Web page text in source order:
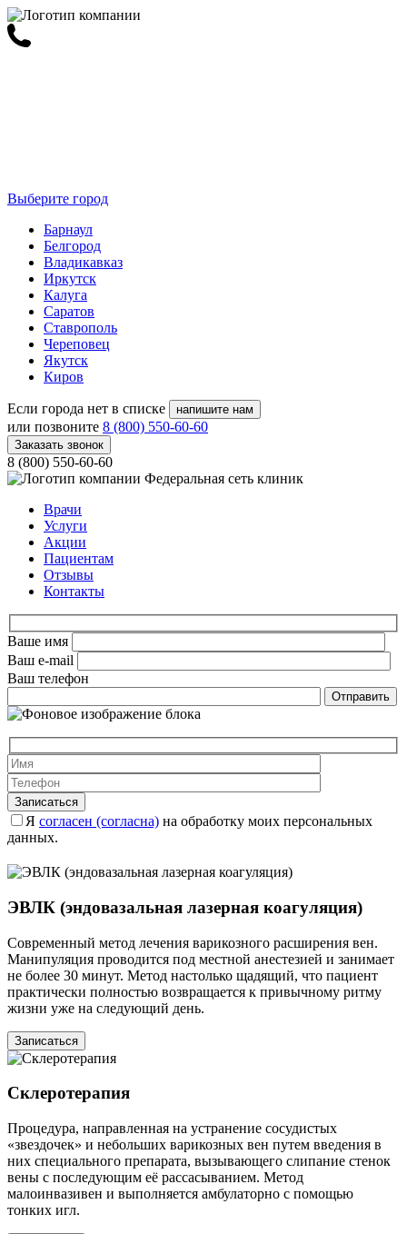
Выберите город
Барнаул
Белгород
Владикавказ
Иркутск
Калуга
Саратов
Ставрополь
Череповец
Якутск
Киров
Если города нет в списке напишите нам
или позвоните 8 (800) 550-60-60
Заказать звонок
8 (800) 550-60-60
Федеральная сеть клиник
Врачи
Услуги
Акции
Пациентам
Отзывы
Контакты
Ваше имя
Ваш e-mail
Ваш телефон
Я согласен (согласна) на обработку моих персональных
данных.
ЭВЛК (эндовазальная лазерная коагуляция)
Современный метод лечения варикозного расширения вен.
Манипуляция проводится под местной анестезией и занимает
не более 30 минут. Метод настолько щадящий, что пациент
практически полностью возвращается к привычному ритму
жизни уже на следующий день.
Записаться
Склеротерапия
Процедура, направленная на устранение сосудистых
«звездочек» и небольших варикозных вен путем введения в
них специального препарата, вызывающего слипание стенок
вены с последующим её рассасыванием. Метод
малоинвазивен и выполняется амбулаторно с помощью
тонких игл.